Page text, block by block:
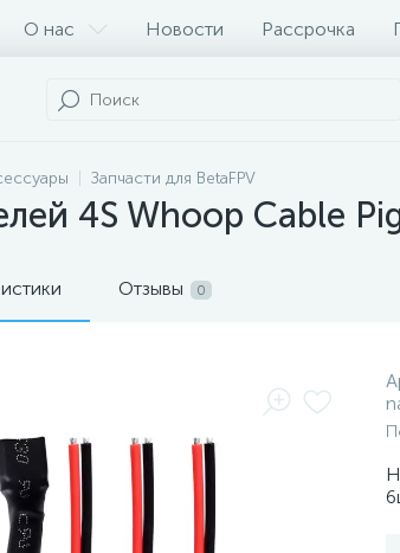
О нас Новости Рассрочка
Запчасти для BetaFPV
4S Whoop Cable
Отзывы 0